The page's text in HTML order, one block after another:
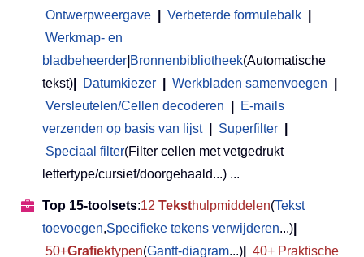
Ontwerpweergave
Verbeterde formulebalk
Werkmap- en
bladbeheerder Bronnenbibliotheek(Automatische
tekst)
Datumkiezer Werkbladen samenvoegen
Versleutelen/Cellen decoderen
E-mails
verzenden op basis van lijst
Superfilter
Speciaal filter(Filter cellen met vetgedrukt
lettertype/cursief/doorgehaald...) ...
Top 15-toolsets:12 Teksthulpmiddelen(Tekst
toevoegen,Specifieke tekens verwijderen...)
50+Grafiektypen(Gantt-diagram...)
40+ Praktische